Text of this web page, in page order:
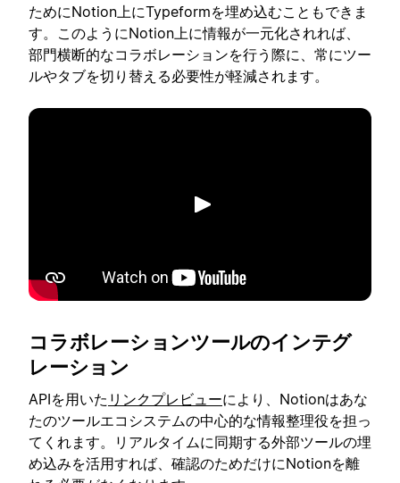
ためにNotion上にTypeformを埋め込むこともできま
す。このようにNotion上に情報が一元化されれば、
部門横断的なコラボレーションを行う際に、常にツー
ルやタブを切り替える必要性が軽減されます。
再生
コラボレーションツールのインテグ
レーション
APIを用いた リンクプレビューにより、Notionはあな
たのツールエコシステムの中心的な情報整理役を担っ
てくれます。リアルタイムに同期する外部ツールの埋
め込みを活用すれば、確認のためだけにNotionを離